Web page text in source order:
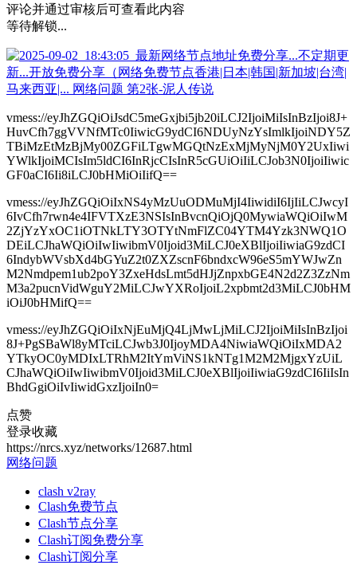
评论并通过审核后可查看此内容
等待解锁...
vmess://eyJhZGQiOiJsdC5meGxjbi5jb20iLCJ2IjoiMiIsInBzIjoi8J+
HuvCfh7ggVVNfMTc0IiwicG9ydCI6NDUyNzYsImlkIjoiNDY5Z
TBiMzEtMzBjMy00ZGFiLTgwMGQtNzExMjMyNjM0Y2UxIiwi
YWlkIjoiMCIsIm5ldCI6InRjcCIsInR5cGUiOiIiLCJob3N0IjoiIiwic
GF0aCI6Ii8iLCJ0bHMiOiIifQ==
vmess://eyJhZGQiOiIxNS4yMzUuODMuMjI4IiwidiI6IjIiLCJwcyI
6IvCfh7rwn4e4IFVTXzE3NSIsInBvcnQiOjQ0MywiaWQiOiIwM
2ZjYzYxOC1iOTNkLTY3OTYtNmFlZC04YTM4Yzk3NWQ1O
DEiLCJhaWQiOiIwIiwibmV0Ijoid3MiLCJ0eXBlIjoiIiwiaG9zdCI
6IndybWVsbXd4bGYuZ2t0ZXZscnF6bndxcW96eS5mYWJwZn
M2Nmdpem1ub2poY3ZxeHdsLmt5dHJjZnpxbGE4N2d2Z3ZzNm
M3a2pucnVidWguY2MiLCJwYXRoIjoiL2xpbmt2d3MiLCJ0bHM
iOiJ0bHMifQ==
vmess://eyJhZGQiOiIxNjEuMjQ4LjMwLjMiLCJ2IjoiMiIsInBzIjoi
8J+PgSBaWl8yMTciLCJwb3J0IjoyMDA4NiwiaWQiOiIxMDA2
YTkyOC0yMDIxLTRhM2ItYmViNS1kNTg1M2M2MjgxYzUiL
CJhaWQiOiIwIiwibmV0Ijoid3MiLCJ0eXBlIjoiIiwiaG9zdCI6IiIsIn
BhdGgiOiIvIiwidGxzIjoiIn0=
点赞
登录收藏
https://nrcs.xyz/networks/12687.html
网络问题
clash v2ray
Clash免费节点
Clash节点分享
Clash订阅免费分享
Clash订阅分享